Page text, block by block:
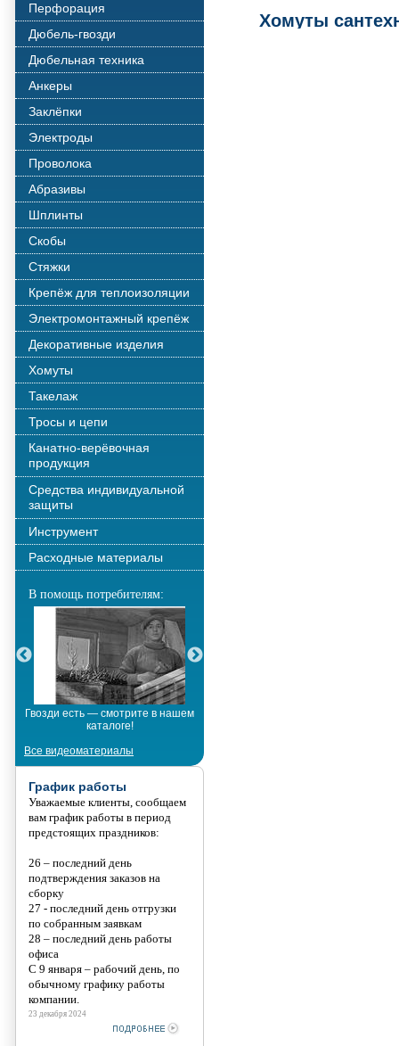
Перфорация
Дюбель-гвозди
Дюбельная техника
Анкеры
Заклёпки
Электроды
Проволока
Абразивы
Шплинты
Скобы
Стяжки
Крепёж для теплоизоляции
Электромонтажный крепёж
Декоративные изделия
Хомуты
Такелаж
Тросы и цепи
Канатно-верёвочная
продукция
Средства индивидуальной
защиты
Инструмент
Расходные материалы
В помощь потребителям:
Гвозди есть — смотрите в нашем
каталоге!
Все видеоматериалы
График работы
Уважаемые клиенты, сообщаем
вам график работы в период
предстоящих праздников:
26 – последний день
подтверждения заказов на
сборку
27 - последний день отгрузки
по собранным заявкам
28 – последний день работы
офиса
С 9 января – рабочий день, по
обычному графику работы
компании.
23 декабря 2024
Хомуты